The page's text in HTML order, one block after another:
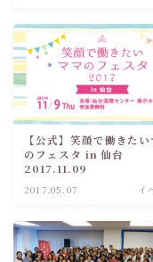
【公式】笑顔で働きたい
のフェスタ in 仙台
2017.11.09
2017.05.07 イ